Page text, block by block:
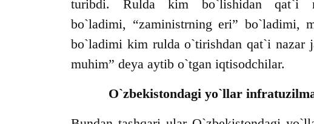
turibdi. Rulda kim bo`lishidan qat`i
bo`ladimi, “zaministrning eri” bo`ladimi,
bo`ladimi kim rulda o`tirishdan qat`i nazar
muhim” deya aytib o`tgan iqtisodchilar.
O`zbekistondagi yo`llar